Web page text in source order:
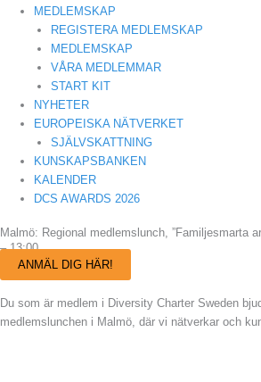
MEDLEMSKAP
REGISTERA MEDLEMSKAP
MEDLEMSKAP
VÅRA MEDLEMMAR
START KIT
NYHETER
EUROPEISKA NÄTVERKET
SJÄLVSKATTNING
KUNSKAPSBANKEN
KALENDER
DCS AWARDS 2026
Malmö: Regional medlemslunch, ”Familjesmarta
– 13:00
ANMÄL DIG HÄR!
Du som är medlem i Diversity Charter Sweden
medlemslunchen i Malmö, där vi nätverkar och